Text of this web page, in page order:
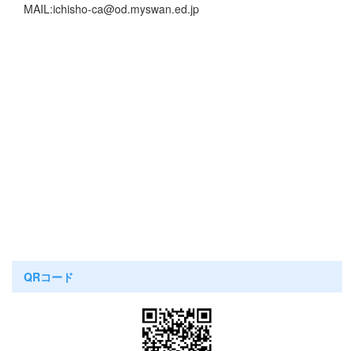
MAIL:ichisho-ca@od.myswan.ed.jp
QRコード